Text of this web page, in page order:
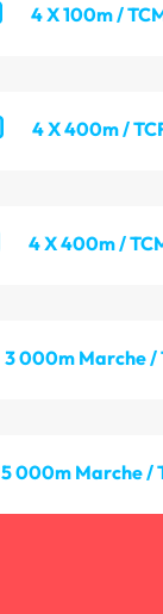
4 X 100m /
4 X 400m /
4 X 400m /
3 000m Marche /
5 000m Marche /